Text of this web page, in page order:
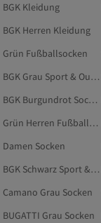
BGK Kleidung
BGK Herren Kleidung
Grün Fußballsocken
BGK Grau Sport & Outdoors
BGK Burgundrot Socken
Grün Herren Fußballsocken
Damen Socken
BGK Schwarz Sport & Outdoors
Camano Grau Socken
BUGATTI Grau Socken